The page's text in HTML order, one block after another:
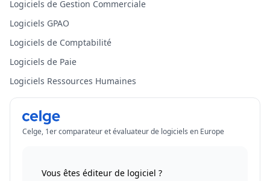
Logiciels de Gestion Commerciale
Logiciels GPAO
Logiciels de Comptabilité
Logiciels de Paie
Logiciels Ressources Humaines
Celge, 1er comparateur et évaluateur de logiciels en Europe
Vous êtes éditeur de logiciel ?